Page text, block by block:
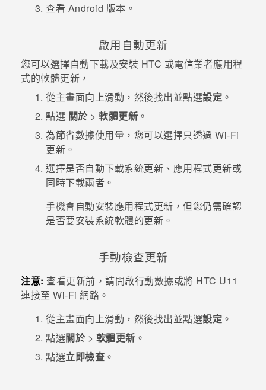
查看 Android 版本 。
啟用自動更新
您可以選擇自動下載及安裝 HTC 或電信業者應用程
式的軟體更新，
從主畫面向上滑動，然後找出並點選設定 。
點選 關於 > 軟體更新 。
為節省數據使用量，您可以選擇只透過 Wi-Fi
更新。
選擇是否自動下載系統更新、應用程式更新或
同時下載兩者。
手機會自動安裝應用程式更新，但您仍需確認
是否要安裝系統軟體的更新。
手動檢查更新
注意: 查看更新前，請開啟行動數據或將 HTC U11
連接至 Wi-Fi 網路。
從主畫面向上滑動，然後找出並點選設定 。
點選關於 > 軟體更新 。
點選立即檢查 。